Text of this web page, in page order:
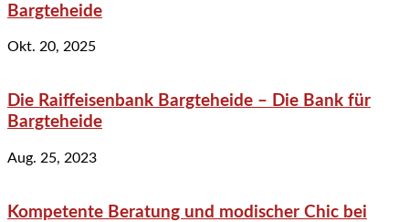
Bargteheide
Okt. 20, 2025
Die Raiffeisenbank Bargteheide – Die Bank für
Bargteheide
Aug. 25, 2023
Kompetente Beratung und modischer Chic bei